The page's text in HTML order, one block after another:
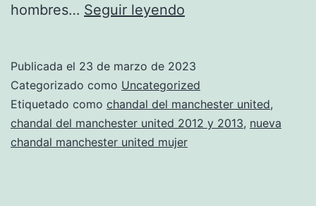
hombres… Seguir leyendo
manchester
united
Publicada el 23 de marzo de 2023
Categorizado como Uncategorized
Etiquetado como chandal del manchester united,
chandal del manchester united 2012 y 2013, nueva
chandal manchester united mujer